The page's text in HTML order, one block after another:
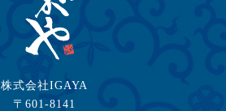
株式会社IGAYA
〒601-8141